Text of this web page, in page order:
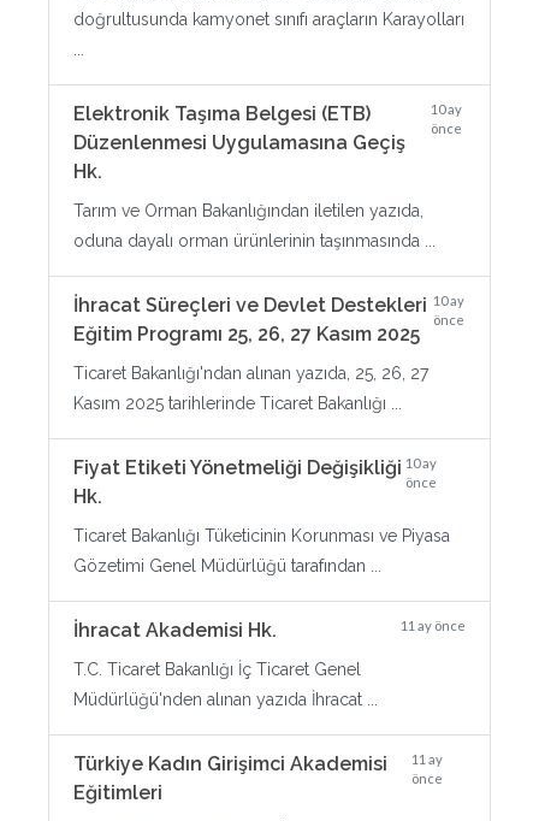
doğrultusunda kamyonet sınıfı araçların Karayolları
Elektronik Taşıma Belgesi (ETB)
Düzenlenmesi Uygulamasına Geçiş
Hk.
10 ay
önce
Tarım ve Orman Bakanlığından iletilen yazıda,
oduna dayalı orman ürünlerinin taşınmasında ...
İhracat Süreçleri ve Devlet Destekleri
Eğitim Programı 25, 26, 27 Kasım 2025
10 ay
önce
Ticaret Bakanlığı'ndan alınan yazıda, 25, 26, 27
Kasım 2025 tarihlerinde Ticaret Bakanlığı ...
Fiyat Etiketi Yönetmeliği Değişikliği
Hk.
10 ay
önce
Ticaret Bakanlığı Tüketicinin Korunması ve Piyasa
Gözetimi Genel Müdürlüğü tarafından ...
İhracat Akademisi Hk. 11 ay önce
T.C. Ticaret Bakanlığı İç Ticaret Genel
Müdürlüğü'nden alınan yazıda İhracat ...
Türkiye Kadın Girişimci Akademisi
Eğitimleri
11 ay
önce